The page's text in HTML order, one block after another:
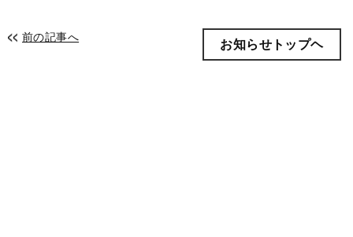
前の記事へ
お知らせトップヘ